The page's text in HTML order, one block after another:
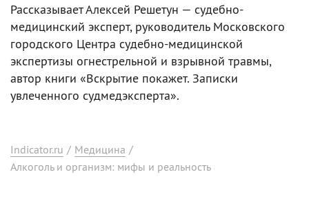
Рассказывает Алексей Решетун — судебно-
медицинский эксперт, руководитель Московского
городского Центра судебно-медицинской
экспертизы огнестрельной и взрывной травмы,
автор книги «Вскрытие покажет. Записки
увлеченного судмедэксперта».
Indicator.ru / Медицина /
Алкоголь и организм: мифы и реальность